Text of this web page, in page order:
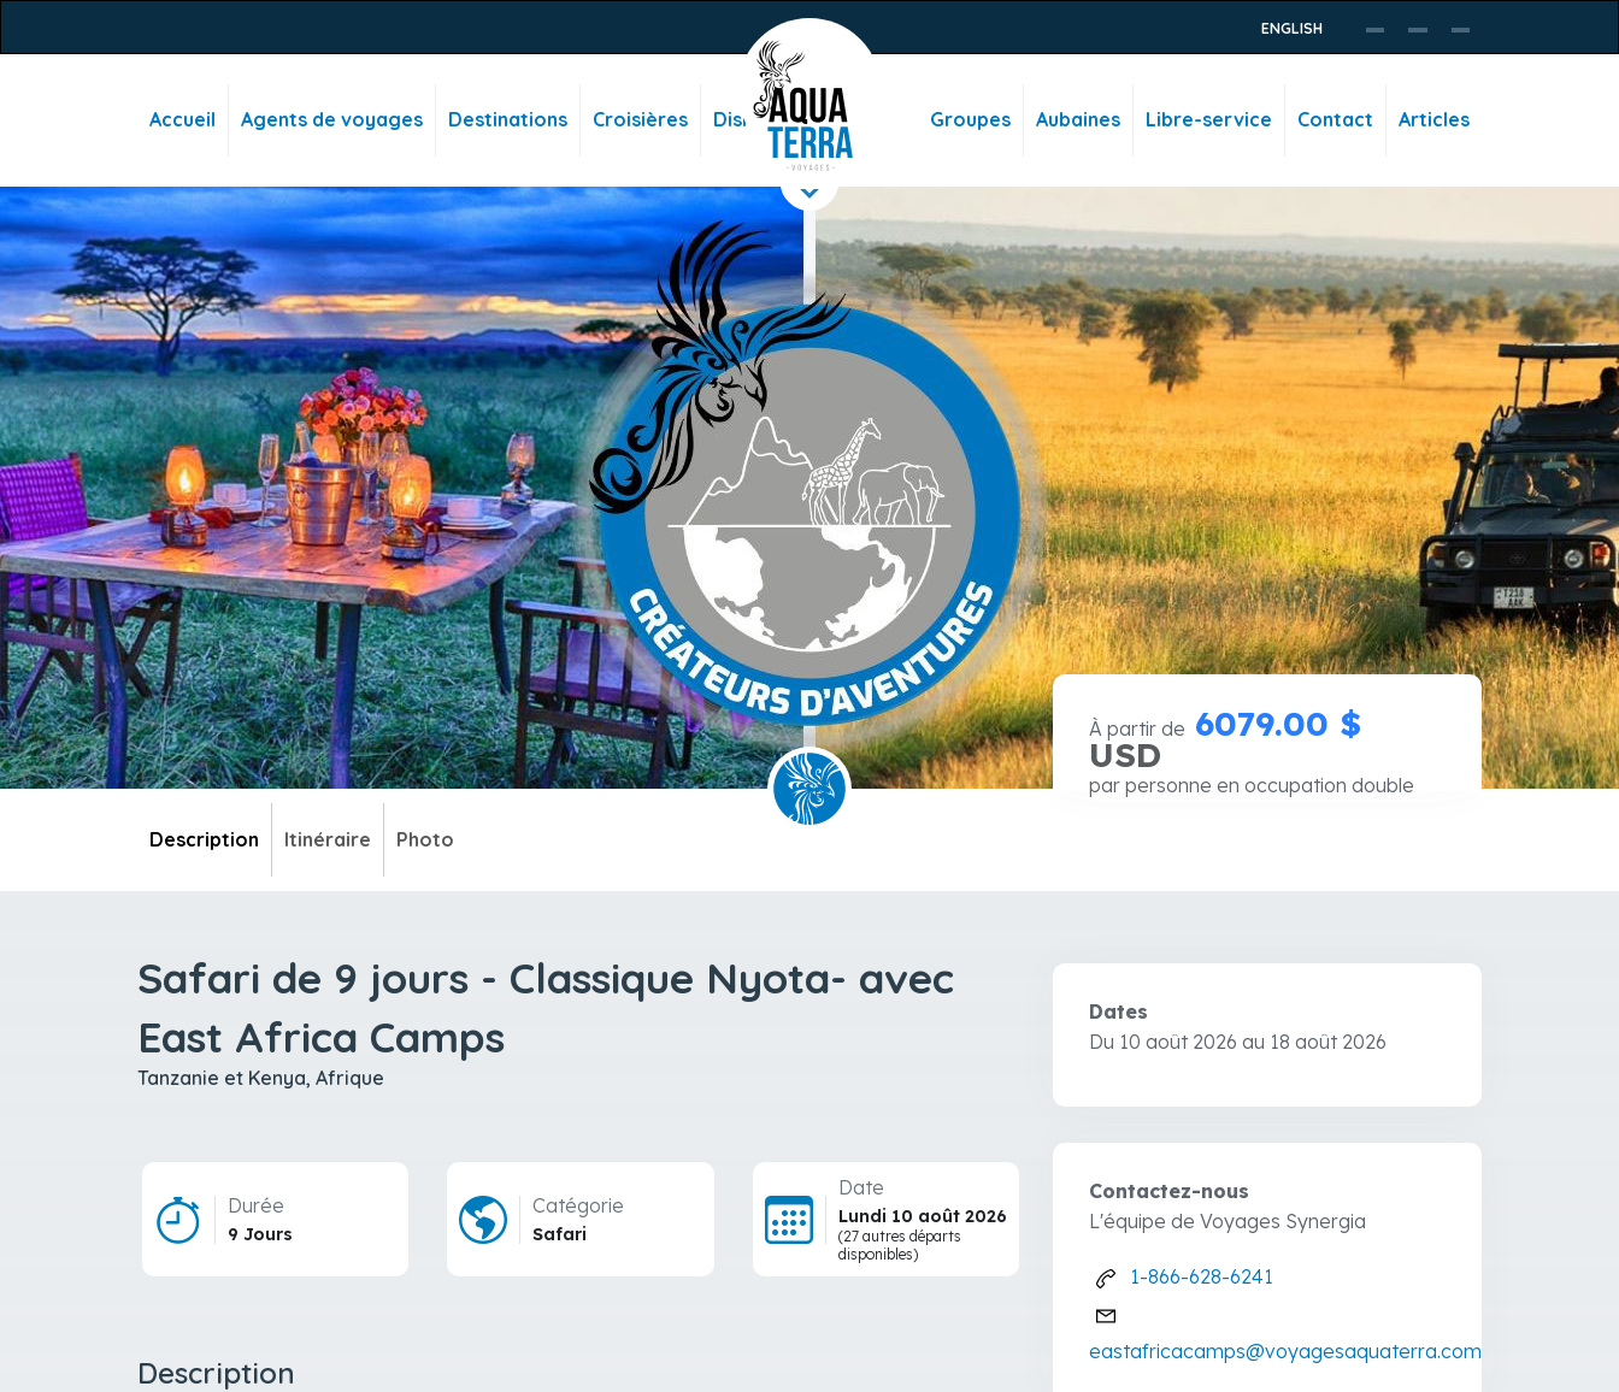
ENGLISH
Accueil Agents de voyages Destinations Croisières Disney Groupes Aubaines Libre-service Contact Articles
Description Itinéraire Photo
Safari de 9 jours - Classique Nyota- avec
East Africa Camps
Tanzanie et Kenya, Afrique
Durée
9 Jours
Catégorie
Safari
Date
Lundi 10 août 2026
(27 autres départs
disponibles)
Description
À partir de 6079.00 $
USD
par personne en occupation double
Dates
Du 10 août 2026 au 18 août 2026
Contactez-nous
L'équipe de Voyages Synergia
1-866-628-6241
eastafricacamps@voyagesaquaterra.com